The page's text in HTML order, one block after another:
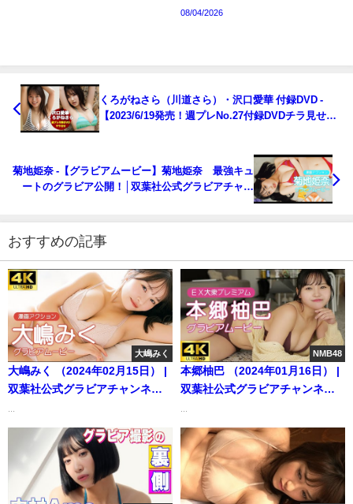
08/04/2026
くろがねさら（川道さら）・沢口愛華 付録DVD -
【2023/6/19発売！週プレNo.27付録DVDチラ見せ
| 週プレChannel【集英社 週刊プレイボーイ公式】
さんより
菊地姫奈 -【グラビアムービー】菊地姫奈 最強キュ
ートのグラビア公開！│双葉社公式グラビアチャン
おすすめの記事
大嶋みく
大嶋みく （2024年02月15日） |
双葉社公式グラビアチャンネル
NMB48
本郷柚巴 （2024年01月16日） |
双葉社公式グラビアチャンネル